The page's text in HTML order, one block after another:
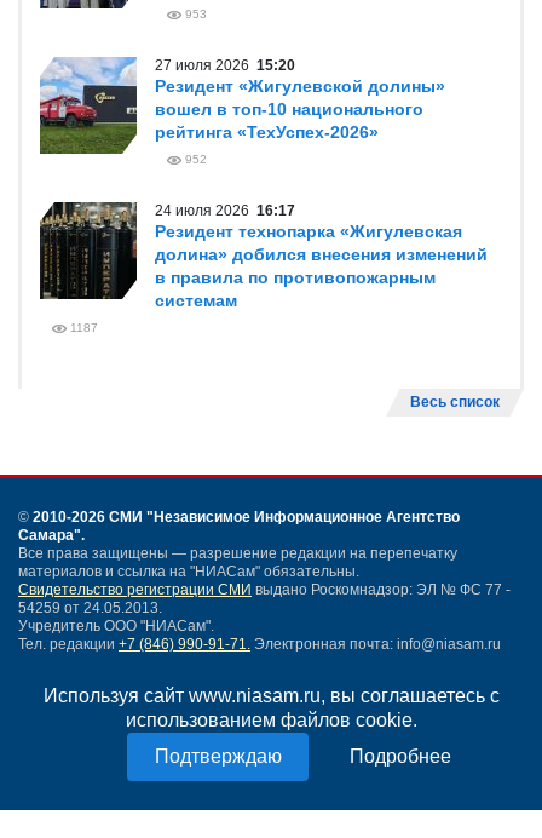
Используя сайт www.niasam.ru, вы соглашаетесь с
использованием файлов cookie.
Подробнее
953
27 июля 2026 15:20
Резидент «Жигулевской долины»
вошел в топ-10 национального
рейтинга «ТехУспех-2026»
952
24 июля 2026 16:17
Резидент технопарка «Жигулевская
долина» добился внесения изменений
в правила по противопожарным
системам
1187
Весь список
© 2010-2026 СМИ "Независимое Информационное Агентство
Самара".
Все права защищены — разрешение редакции на перепечатку
материалов и ссылка на "НИАСам" обязательны.
Свидетельство регистрации СМИ выдано Роскомнадзор: ЭЛ № ФС 77 -
54259 от 24.05.2013.
Учредитель ООО "НИАСам".
Тел. редакции +7 (846) 990-91-71. Электронная почта: info@niasam.ru
Карта сайта
Нашли ошибку?
Политика конфиденциальности
Согласие на обработку персональных данных